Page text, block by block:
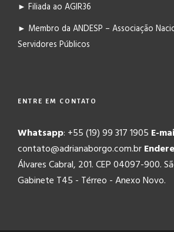
► Filiada ao AGIR36
► Membro da ANDESP – Associação
Servidores Públicos
ENTRE EM CONTATO
Whatsapp: +55 (19) 99 317 1905 E-
contato@adrianaborgo.com.br
Álvares Cabral, 201. CEP 04097-900.
Gabinete T45 - Térreo - Anexo Novo.